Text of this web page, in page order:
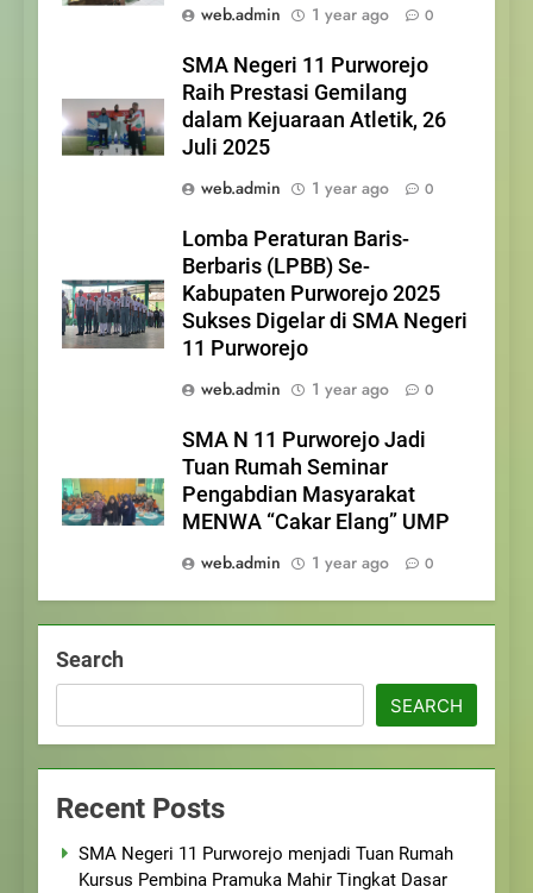
web.admin
1 year ago 0
SMA Negeri 11 Purworejo
Raih Prestasi Gemilang
dalam Kejuaraan Atletik, 26
Juli 2025
web.admin
1 year ago 0
Lomba Peraturan Baris-
Berbaris (LPBB) Se-
Kabupaten Purworejo 2025
Sukses Digelar di SMA Negeri
11 Purworejo
web.admin
1 year ago 0
SMA N 11 Purworejo Jadi
Tuan Rumah Seminar
Pengabdian Masyarakat
MENWA “Cakar Elang” UMP
web.admin
1 year ago 0
Search
SEARCH
Recent Posts
SMA Negeri 11 Purworejo menjadi Tuan Rumah
Kursus Pembina Pramuka Mahir Tingkat Dasar